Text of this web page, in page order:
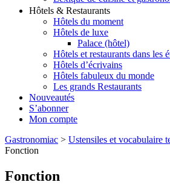
Hôtels & Restaurants
Hôtels du moment
Hôtels de luxe
Palace (hôtel)
Hôtels et restaurants dans les
Hôtels d’écrivains
Hôtels fabuleux du monde
Les grands Restaurants
Nouveautés
S’abonner
Mon compte
Gastronomiac > Ustensiles et vocabulaire
Fonction
Fonction